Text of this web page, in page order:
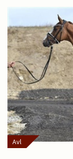
Avl